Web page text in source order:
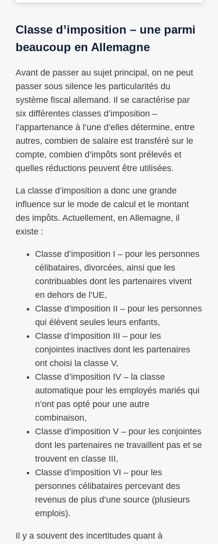
Classe d’imposition – une parmi
beaucoup en Allemagne
Avant de passer au sujet principal, on ne peut
passer sous silence les particularités du
système fiscal allemand. Il se caractérise par
six différentes classes d’imposition –
l’appartenance à l’une d’elles détermine, entre
autres, combien de salaire est transféré sur le
compte, combien d’impôts sont prélevés et
quelles réductions peuvent être utilisées.
La classe d’imposition a donc une grande
influence sur le mode de calcul et le montant
des impôts. Actuellement, en Allemagne, il
existe :
Classe d’imposition I – pour les personnes
célibataires, divorcées, ainsi que les
contribuables dont les partenaires vivent
en dehors de l’UE,
Classe d’imposition II – pour les personnes
qui élèvent seules leurs enfants,
Classe d’imposition III – pour les
conjointes inactives dont les partenaires
ont choisi la classe V,
Classe d’imposition IV – la classe
automatique pour les employés mariés qui
n’ont pas opté pour une autre
combinaison,
Classe d’imposition V – pour les conjointes
dont les partenaires ne travaillent pas et se
trouvent en classe III,
Classe d’imposition VI – pour les
personnes célibataires percevant des
revenus de plus d’une source (plusieurs
emplois).
Il y a souvent des incertitudes quant à